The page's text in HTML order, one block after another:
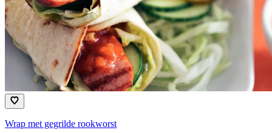
Wrap met gegrilde rookworst